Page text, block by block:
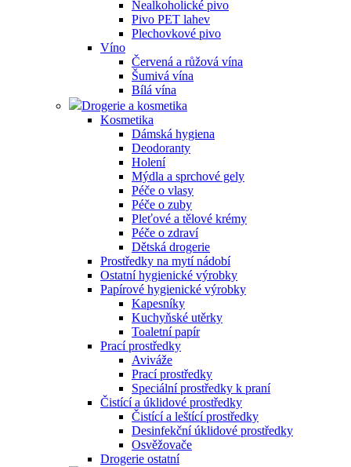
Nealkoholické pivo
Pivo PET lahev
Plechovkové pivo
Víno
Červená a růžová vína
Šumivá vína
Bílá vína
Drogerie a kosmetika
Kosmetika
Dámská hygiena
Deodoranty
Holení
Mýdla a sprchové gely
Péče o vlasy
Péče o zuby
Pleťové a tělové krémy
Péče o zdraví
Dětská drogerie
Prostředky na mytí nádobí
Ostatní hygienické výrobky
Papírové hygienické výrobky
Kapesníky
Kuchyňské utěrky
Toaletní papír
Prací prostředky
Aviváže
Prací prostředky
Speciální prostředky k praní
Čistící a úklidové prostředky
Čistící a leštící prostředky
Desinfekční úklidové prostředky
Osvěžovače
Drogerie ostatní